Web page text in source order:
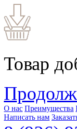
Товар
О нас Преимущества
Написать нам